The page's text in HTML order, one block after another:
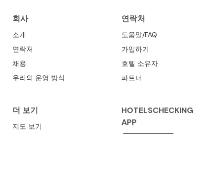
회사
소개
연락처
채용
우리의 운영 방식
연락처
도움말/FAQ
가입하기
호텔 소유자
파트너
더 보기
지도 보기
HOTELSCHECKING
APP